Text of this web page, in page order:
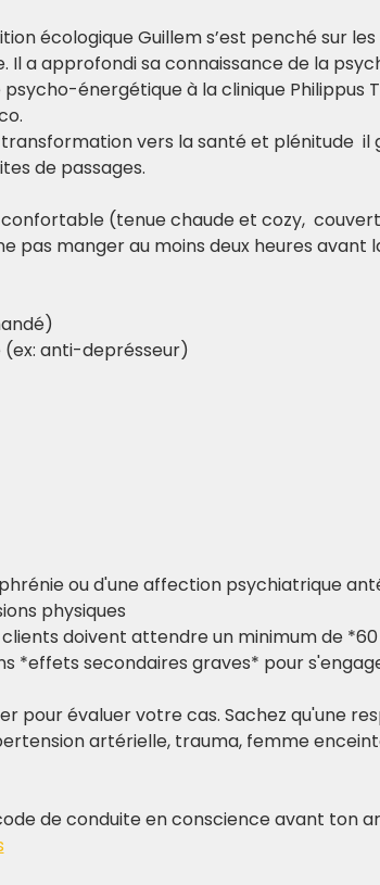
écologique Guillem s’est penché sur les
a approfondi sa connaissance de la
énergétique à la clinique Philippus
vers la santé et plénitude  il
de passages.
(tenue chaude et cozy,
manger au moins deux heures avant
(ex: anti-deprésseur)
ou d'une affection psychiatrique
physiques
clients doivent attendre un minimum de
*effets secondaires graves* pour
pour évaluer votre cas. Sachez qu'une
artérielle, trauma, femme
de conduite en conscience avant ton